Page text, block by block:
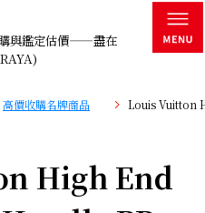
與鑑定估價——盡在
高價收購名牌商品 Louis Vuitton
High End